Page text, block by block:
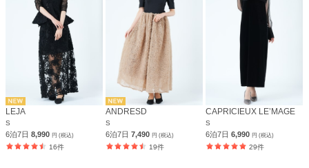
LEJA
S
6泊7日 8,990 円 (税込)
16件
ANDRESD
S
6泊7日7,490円 (税込)
19件
CAPRICIEUX LE’MAGE
S
6泊7日6,990円 (税込)
29件